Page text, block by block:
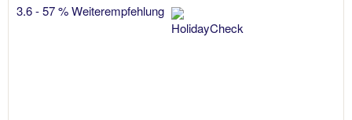
3.6 - 57 % Weiterempfehlung